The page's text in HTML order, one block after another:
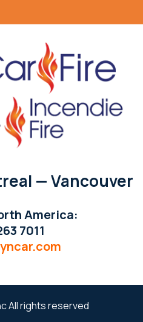
— Vancouver
America:
7011
All rights reserved